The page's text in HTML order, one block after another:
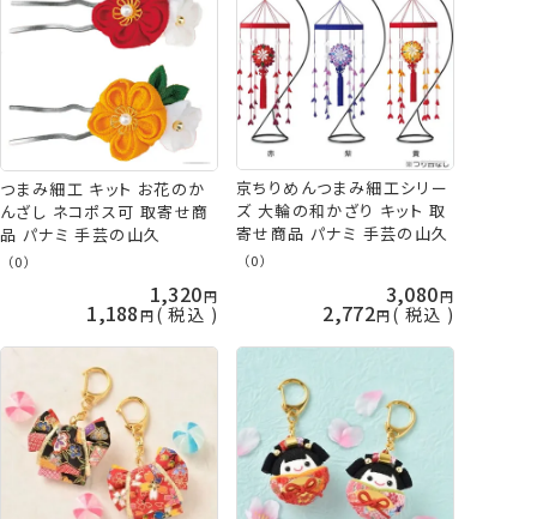
つまみ細工 キット お花のか
んざし ネコポス可 取寄せ商
品 パナミ 手芸の山久
（0）
1,320
1,188 税込
京ちりめんつまみ細工シリー
ズ 大輪の和かざり キット 取
寄せ商品 パナミ 手芸の山久
（0）
3,080
2,772 税込